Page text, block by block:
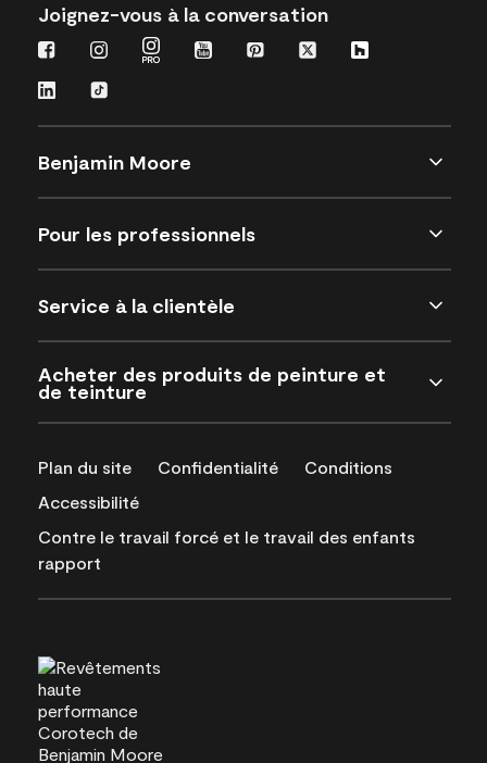
Joignez-vous à la conversation
Benjamin Moore
Pour les professionnels
Service à la clientèle
Acheter des produits de peinture et
de teinture
Plan du site Confidentialité
Conditions
Accessibilité
Contre le travail forcé et le travail des enfants
rapport